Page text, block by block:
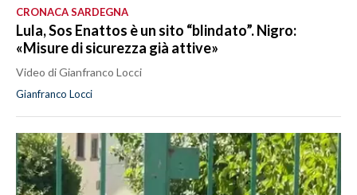
CRONACA SARDEGNA
Lula, Sos Enattos è un sito “blindato”. Nigro:
«Misure di sicurezza già attive»
Video di Gianfranco Locci
Gianfranco Locci